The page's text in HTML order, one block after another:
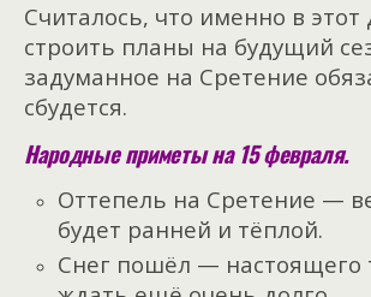
Считалось, что именно в
строить планы на будущий
задуманное на Сретение
сбудется.
Народные приметы на 15 февраля.
Оттепель на Сретение —
будет ранней и тёплой.
Снег пошёл — настоящего